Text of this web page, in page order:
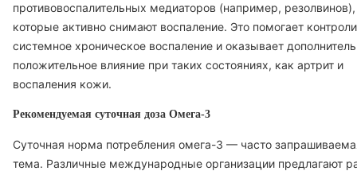
противовоспалительных медиаторов (например, резолвинов),
которые активно снимают воспаление. Это помогает
системное хроническое воспаление и оказывает
положительное влияние при таких состояниях, как артрит и
воспаления кожи.
Рекомендуемая суточная доза Омега-3
Суточная норма потребления омега-3 — часто
тема. Различные международные организации предлагают